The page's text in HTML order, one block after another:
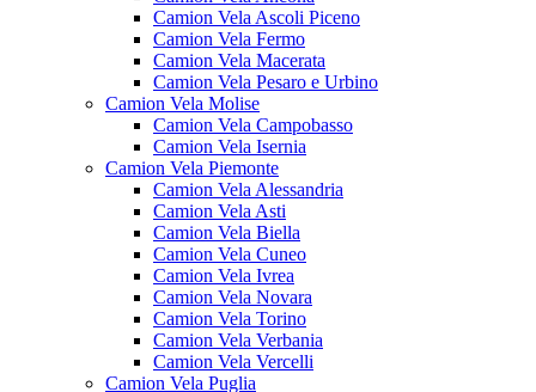
Camion Vela Ascoli Piceno
Camion Vela Fermo
Camion Vela Macerata
Camion Vela Pesaro e Urbino
Camion Vela Molise
Camion Vela Campobasso
Camion Vela Isernia
Camion Vela Piemonte
Camion Vela Alessandria
Camion Vela Asti
Camion Vela Biella
Camion Vela Cuneo
Camion Vela Ivrea
Camion Vela Novara
Camion Vela Torino
Camion Vela Verbania
Camion Vela Vercelli
Camion Vela Puglia